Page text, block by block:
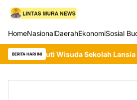
HomeNasionalDaerahEkonomiSosial
BERITA HARI INI
Sekolah Lansia Gita Uluh Itah,